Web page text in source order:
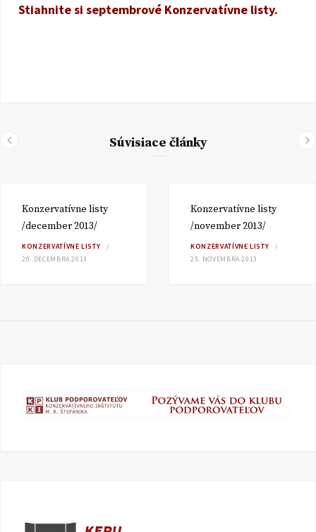
Stiahnite si septembrové Konzervatívne listy.
Súvisiace články
Konzervatívne listy
/december 2013/
KONZERVATÍVNE LISTY
20. DECEMBRA 2013
Konzervatívne listy
/november 2013/
KONZERVATÍVNE LISTY
25. NOVEMBRA 2013